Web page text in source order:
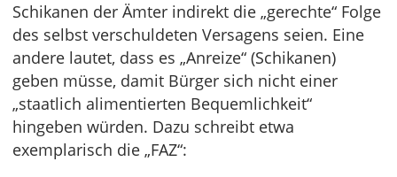
Schikanen der Ämter indirekt die „gerechte“ Folge
des selbst verschuldeten Versagens seien. Eine
andere lautet, dass es „Anreize“ (Schikanen)
geben müsse, damit Bürger sich nicht einer
„staatlich alimentierten Bequemlichkeit“
hingeben würden. Dazu schreibt etwa
exemplarisch die „FAZ“: